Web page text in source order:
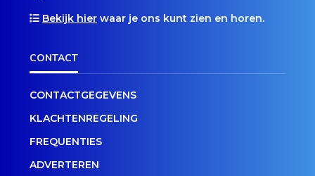
Bekijk hier waar je ons kunt zien en horen.
CONTACT
CONTACTGEGEVENS
KLACHTENREGELING
FREQUENTIES
ADVERTEREN